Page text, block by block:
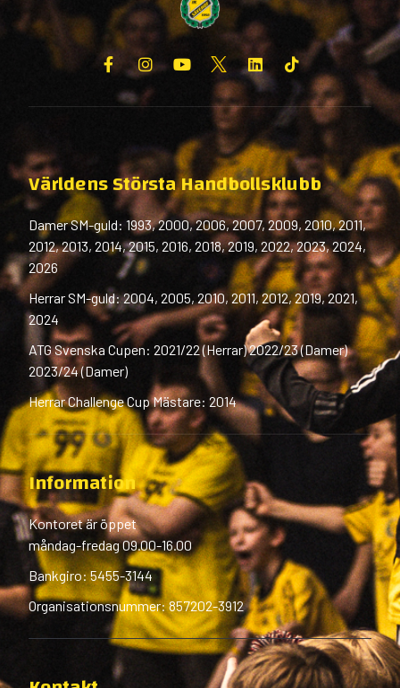
Världens Största Handbollsklubb
Damer SM-guld: 1993, 2000, 2006, 2007, 2009, 2010, 2011,
2012, 2013, 2014, 2015, 2016, 2018, 2019, 2022, 2023, 2024,
2026
Herrar SM-guld: 2004, 2005, 2010, 2011, 2012, 2019, 2021,
2024
ATG Svenska Cupen: 2021/22 (Herrar) 2022/23 (Damer)
2023/24 (Damer)
Herrar Challenge Cup Mästare: 2014
Information
Kontoret är öppet
måndag-fredag 09.00-16.00
Bankgiro: 5455-3144
Organisationsnummer: 857202-3912